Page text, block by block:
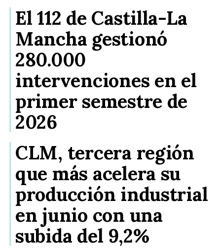
El 112 de Castilla-La
Mancha gestionó
280.000
intervenciones en el
primer semestre de
2026
CLM, tercera región
que más acelera su
producción industrial
en junio con una
subida del 9,2%